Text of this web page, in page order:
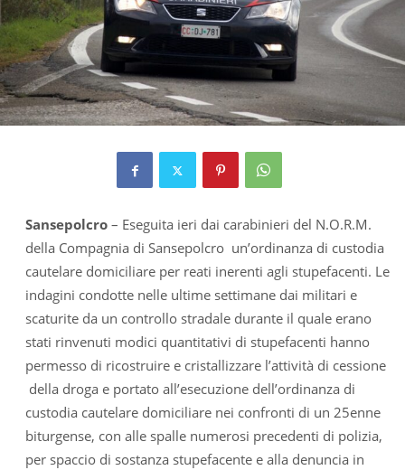
Sansepolcro– Eseguita ieri dai carabinieri del N.O.R.M.
della Compagnia di Sansepolcro un’ordinanza di custodia
cautelare domiciliare per reati inerenti agli stupefacenti. Le
indagini condotte nelle ultime settimane dai militari e
scaturite da un controllo stradale durante il quale erano
stati rinvenuti modici quantitativi di stupefacenti hanno
permesso di ricostruire e cristallizzare l’attività di cessione
della droga e portato all’esecuzione dell’ordinanza di
custodia cautelare domiciliare nei confronti di un 25enne
biturgense, con alle spalle numerosi precedenti di polizia,
per spaccio di sostanza stupefacente e alla denuncia in